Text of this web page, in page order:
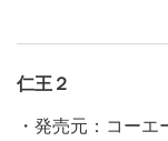
仁王２
・発売元：コー